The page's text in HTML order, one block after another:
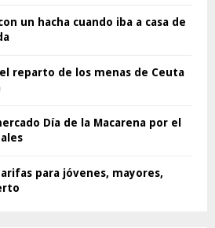
un hacha cuando iba a casa de
reparto de los menas de Ceuta
Día de la Macarena por el
para jóvenes, mayores,